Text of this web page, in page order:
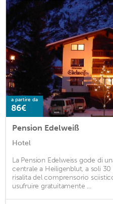
a partire da
86€
Pension Edelweiß
Hotel
La Pension Edelweiss gode di
centrale a Heiligenblut, a soli
risalita del comprensorio
usufruire gratuitamente ...